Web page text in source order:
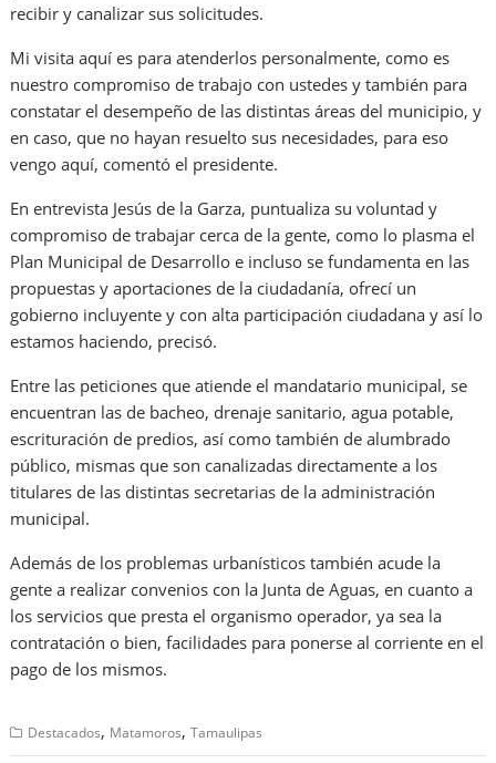
recibir y canalizar sus solicitudes.
Mi visita aquí es para atenderlos personalmente, como es
nuestro compromiso de trabajo con ustedes y también para
constatar el desempeño de las distintas áreas del municipio, y
en caso, que no hayan resuelto sus necesidades, para eso
vengo aquí, comentó el presidente.
En entrevista Jesús de la Garza, puntualiza su voluntad y
compromiso de trabajar cerca de la gente, como lo plasma el
Plan Municipal de Desarrollo e incluso se fundamenta en las
propuestas y aportaciones de la ciudadanía, ofrecí un
gobierno incluyente y con alta participación ciudadana y así lo
estamos haciendo, precisó.
Entre las peticiones que atiende el mandatario municipal, se
encuentran las de bacheo, drenaje sanitario, agua potable,
escrituración de predios, así como también de alumbrado
público, mismas que son canalizadas directamente a los
titulares de las distintas secretarias de la administración
municipal.
Además de los problemas urbanísticos también acude la
gente a realizar convenios con la Junta de Aguas, en cuanto a
los servicios que presta el organismo operador, ya sea la
contratación o bien, facilidades para ponerse al corriente en el
pago de los mismos.
Destacados, Matamoros,Tamaulipas